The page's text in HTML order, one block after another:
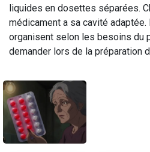
liquides en dosettes séparées.
médicament a sa cavité
organisent selon les besoins du
demander lors de la préparation